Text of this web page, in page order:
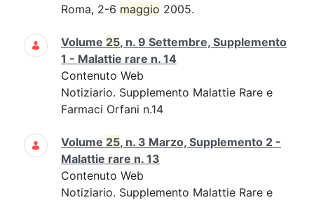
Roma, 2-6 maggio 2005.
Volume 25, n. 9 Settembre, Supplemento
1 - Malattie rare n. 14
Contenuto Web
Notiziario. Supplemento Malattie Rare e
Farmaci Orfani n.14
Volume 25, n. 3 Marzo, Supplemento 2 -
Malattie rare n. 13
Contenuto Web
Notiziario. Supplemento Malattie Rare e